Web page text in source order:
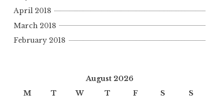
April 2018
March 2018
February 2018
August 2026
M
T W T F S
S